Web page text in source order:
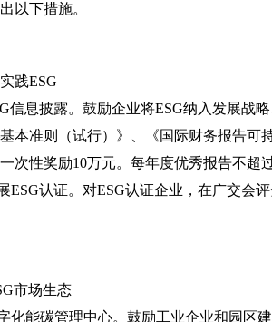
以下措施。
践ESG
信息披露。鼓励企业将ESG纳入发展战
准则（试行）》、《国际财务报告可
次性奖励10万元。每年度优秀报告不超
ESG认证。对ESG认证企业，在广交会
市场生态
化能碳管理中心。鼓励工业企业和园区